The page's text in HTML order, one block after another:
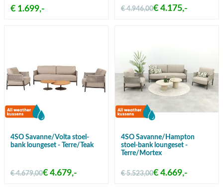
€ 1.699,- € 4.946,00€ 4.175,-
4SO Savanne/Volta stoel-
bank loungeset - Terre/Teak
€ 4.679,00€ 4.679,-
4SO Savanne/Hampton
stoel-bank loungeset -
Terre/Mortex
€ 5.523,00€ 4.669,-